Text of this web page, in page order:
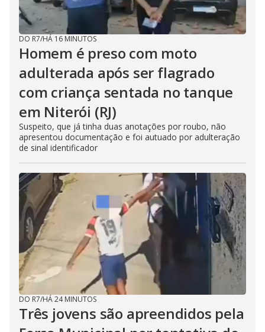
DO R7/HÁ 16 MINUTOS
Homem é preso com moto
adulterada após ser flagrado
com criança sentada no tanque
em Niterói (RJ)
Suspeito, que já tinha duas anotações por roubo, não
apresentou documentação e foi autuado por adulteração
de sinal identificador
DO R7/HÁ 24 MINUTOS
Três jovens são apreendidos pela